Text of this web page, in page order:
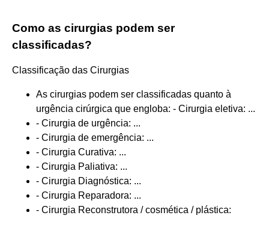
Como as cirurgias podem ser
classificadas?
Classificação das Cirurgias
As cirurgias podem ser classificadas quanto à
urgência cirúrgica que engloba: - Cirurgia eletiva: ...
- Cirurgia de urgência: ...
- Cirurgia de emergência: ...
- Cirurgia Curativa: ...
- Cirurgia Paliativa: ...
- Cirurgia Diagnóstica: ...
- Cirurgia Reparadora: ...
- Cirurgia Reconstrutora / cosmética / plástica: